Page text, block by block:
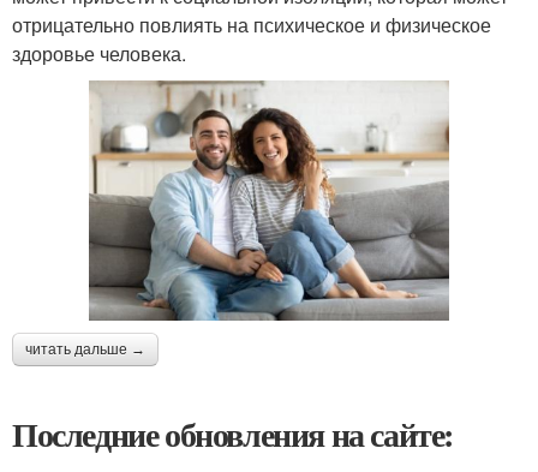
отрицательно повлиять на психическое и физическое
здоровье человека.
читать дальше →
Последние обновления на сайте: